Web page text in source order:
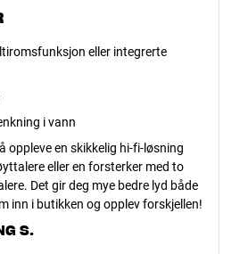
eller integrerte
i vann
oppleve en skikkelig hi-fi-løsning
eller en forsterker med to
Det gir deg mye bedre lyd både
inn i butikken og opplev forskjellen!
S.